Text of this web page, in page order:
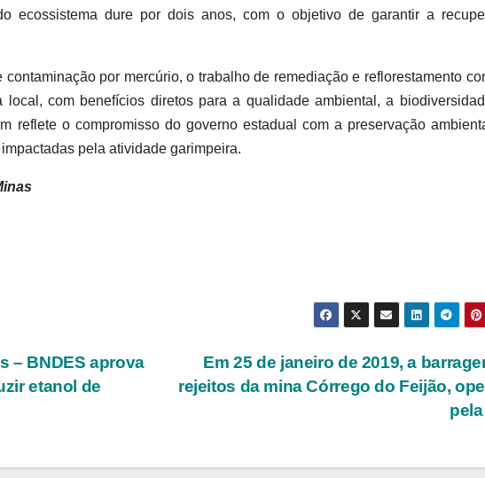
ecossistema dure por dois anos, com o objetivo de garantir a
por mercúrio, o trabalho de remediação e reflorestamento
local, com benefícios diretos para a qualidade ambiental, a
reflete o compromisso do governo estadual com a preservação
pela atividade garimpeira.
Em 25 de janeiro de 2019, a
rejeitos da mina Córrego do Feijão,
– BNDES aprova
etanol de